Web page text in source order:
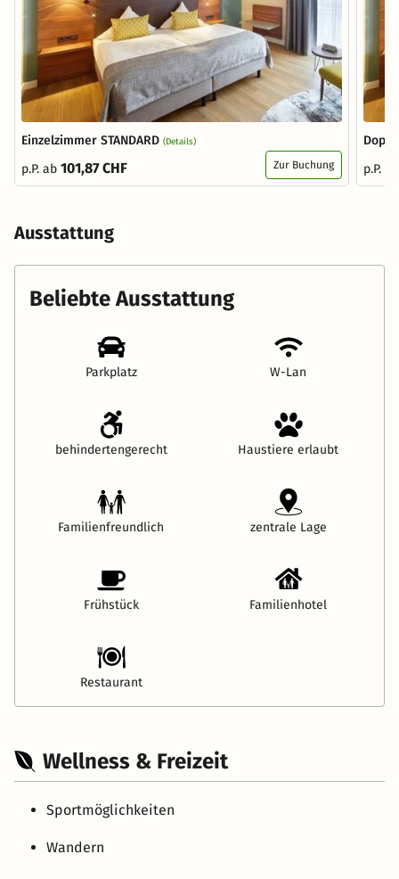
Einzelzimmer STANDARD (Details)
p.P. ab 101,87 CHF Zur Buchung
p.P.
Ausstattung
Beliebte Ausstattung
Parkplatz W-Lan
behindertengerecht Haustiere erlaubt
Familienfreundlich zentrale Lage
Frühstück Familienhotel
Restaurant
Wellness & Freizeit
Sportmöglichkeiten
Wandern